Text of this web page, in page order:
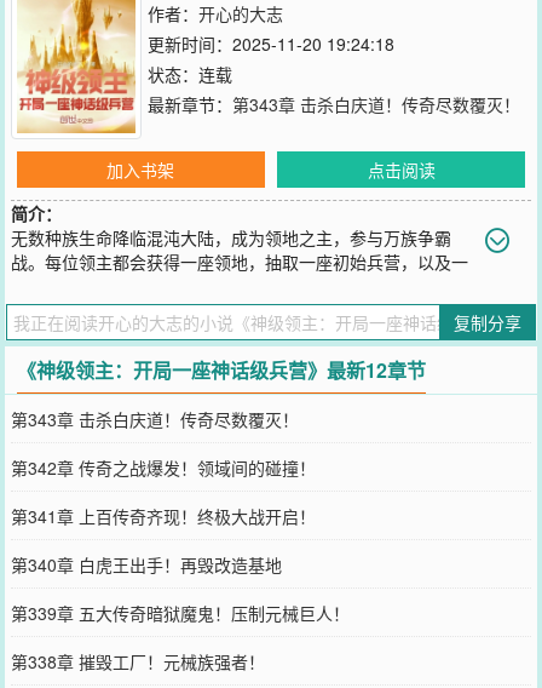
作者： 开心的大志
更新时间：2025-11-20 19:24:18
状态：连载
最新章节： 第343章 击杀白庆道！传奇尽数覆灭！
加入书架
点击阅读
简介：
无数种族生命降临混沌大陆，成为领地之主，参与万族争霸
战。每位领主都会获得一座领地，抽取一座初始兵营，以及一
家，征战大陆，争霸万族！秦渊惊奇的发现，他抽取到的唯一神话级
兵营：神庭！其他领主的兵营只能招募同一种类的兵种，而他的兵营
却能招募到无数种只存在于神话中的强大生物。翻天覆地的青龙，主
宰杀伐的白虎！浴火重生的凤凰，福泽万物的麒麟！天狗食日，金乌
乱世，混沌降临，饕餮盛宴......九尾，穷奇，朱雀，玄武，貔貅，梼
杌，鲲鹏，九幽......秦渊的兵种，神话中的生物，神话级的兵种！
您要是觉得《 神级领主：开局一座神话级兵营
记向您QQ群和微博微信里的朋友推荐哦！
复制分享
《神级领主：开局一座神话级兵营》最新12章节
第343章 击杀白庆道！传奇尽数覆灭！
第342章 传奇之战爆发！领域间的碰撞！
第341章 上百传奇齐现！终极大战开启！
第340章 白虎王出手！再毁改造基地
第339章 五大传奇暗狱魔鬼！压制元械巨人！
第338章 摧毁工厂！元械族强者！